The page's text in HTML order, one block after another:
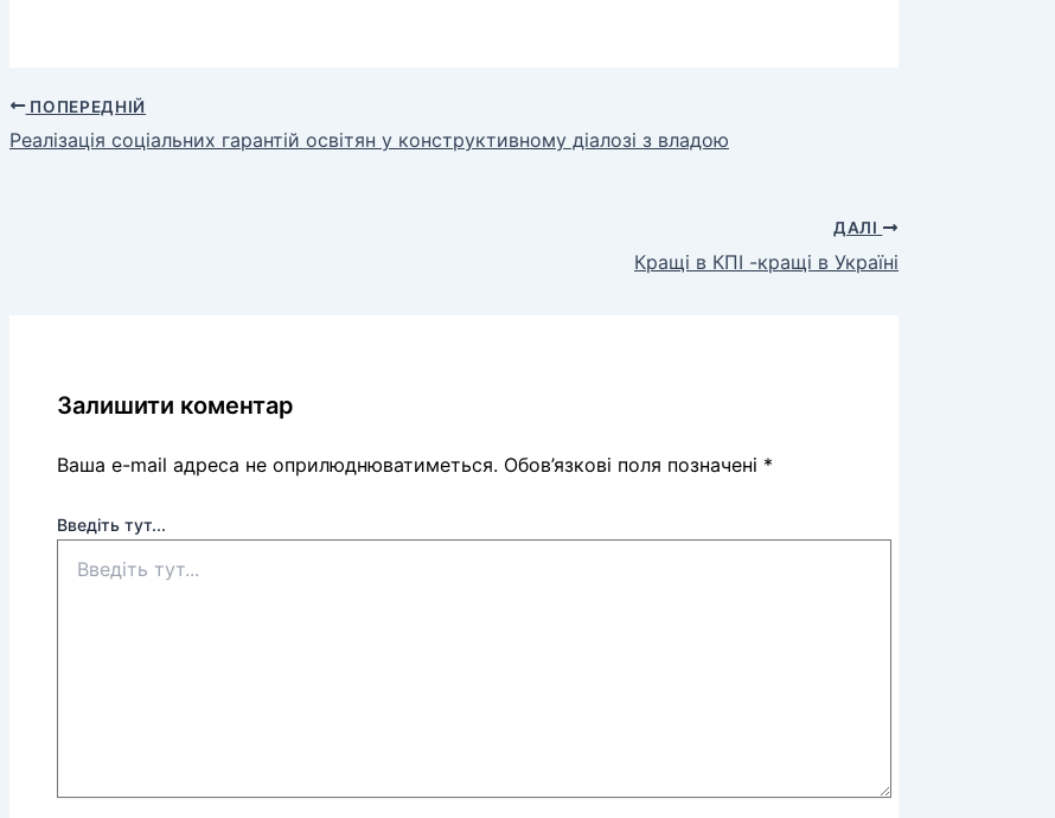
ПОПЕРЕДНІЙ
Реалізація соціальних гарантій освітян у конструктивному діалозі з владою
ДАЛІ
Кращі в КПІ -кращі в Україні
Залишити коментар
Ваша e-mail адреса не оприлюднюватиметься. Обов’язкові поля позначені *
Введіть тут...